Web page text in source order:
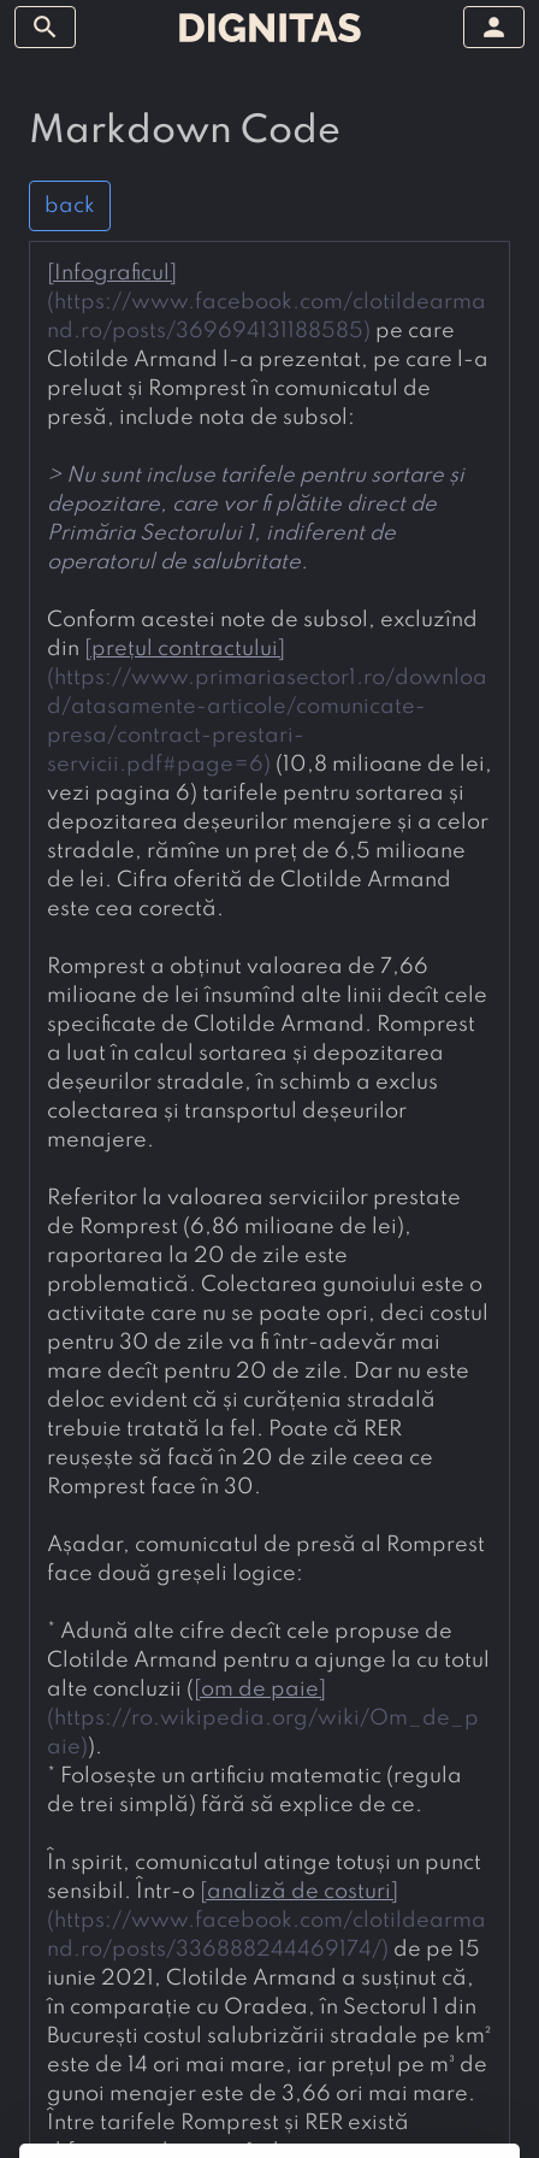
search person
Markdown Code
back
Infograficul
( https://www.facebook.com/clotildearma
nd.ro/posts/369694131188585 ) pe care
Clotilde Armand l-a prezentat, pe care l-a
preluat și Romprest în comunicatul de
presă, include nota de subsol:
> Nu sunt incluse tarifele pentru sortare și
depozitare, care vor fi plătite direct de
Primăria Sectorului 1, indiferent de
operatorul de salubritate.
Conform acestei note de subsol, excluzînd
din
prețul contractului
( https://www.primariasector1.ro/downloa
d/atasamente-articole/comunicate-
presa/contract-prestari-
servicii.pdf#page=6) (10,8 milioane de lei,
vezi pagina 6) tarifele pentru sortarea și
depozitarea deșeurilor menajere și a celor
stradale, rămîne un preț de 6,5 milioane
de lei. Cifra oferită de Clotilde Armand
este cea corectă.
Romprest a obținut valoarea de 7,66
milioane de lei însumînd alte linii decît cele
specificate de Clotilde Armand. Romprest
a luat în calcul sortarea și depozitarea
deșeurilor stradale, în schimb a exclus
colectarea și transportul deșeurilor
menajere.
Referitor la valoarea serviciilor prestate
de Romprest (6,86 milioane de lei),
raportarea la 20 de zile este
problematică. Colectarea gunoiului este o
activitate care nu se poate opri, deci costul
pentru 30 de zile va fi într-adevăr mai
mare decît pentru 20 de zile. Dar nu este
deloc evident că și curățenia stradală
trebuie tratată la fel. Poate că RER
reușește să facă în 20 de zile ceea ce
Romprest face în 30.
Așadar, comunicatul de presă al Romprest
face două greșeli logice:
* Adună alte cifre decît cele propuse de
Clotilde Armand pentru a ajunge la cu totul
alte concluzii ( om de paie
( https://ro.wikipedia.org/wiki/Om_de_p
aie)).
* Folosește un artificiu matematic (regula
de trei simplă) fără să explice de ce.
În spirit, comunicatul atinge totuși un punct
sensibil. Într-o
analiză de costuri
( https://www.facebook.com/clotildearma
nd.ro/posts/336888244469174/) de pe 15
iunie 2021, Clotilde Armand a susținut că,
în comparație cu Oradea, în Sectorul 1 din
București costul salubrizării stradale pe km²
este de 14 ori mai mare, iar prețul pe m³ de
gunoi menajer este de 3,66 ori mai mare.
Între tarifele Romprest și RER există